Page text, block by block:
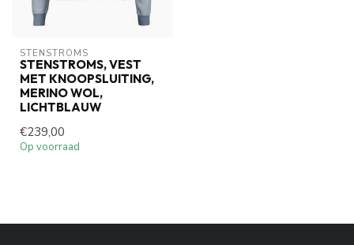
STENSTROMS
STENSTROMS, VEST
MET KNOOPSLUITING,
MERINO WOL,
LICHTBLAUW
€239,00
Op voorraad